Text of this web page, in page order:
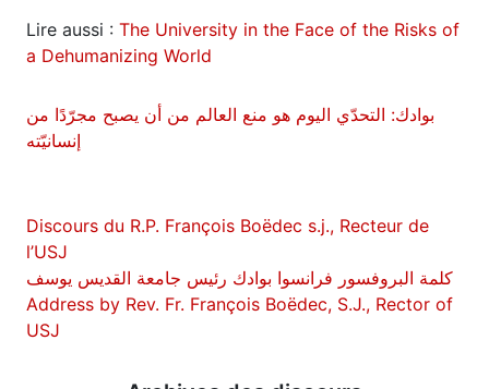
Lire aussi : The University in the Face of the Risks of
a Dehumanizing World
بوادك: التحدّي اليوم هو منع العالم من أن يصبح مجرّدًا من
إنسانيّته
Discours du R.P. François Boëdec s.j., Recteur de
l’USJ
كلمة البروفسور فرانسوا بوادك رئيس جامعة القديس يوسف
Address by Rev. Fr. François Boëdec, S.J., Rector of
USJ